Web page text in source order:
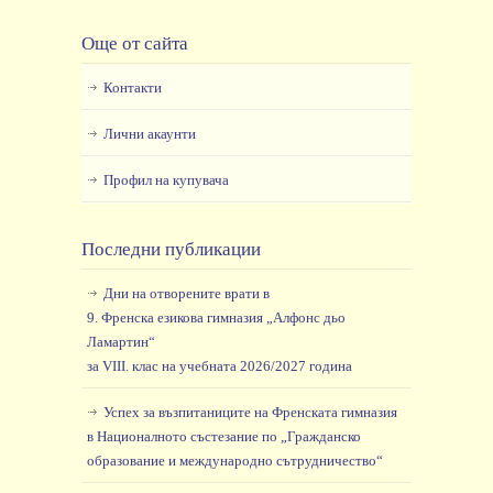
Още от сайта
Контакти
Лични акаунти
Профил на купувача
Последни публикации
Дни на отворените врати в
9. Френска езикова гимназия „Алфонс дьо
Ламартин“
за VIII. клас на учебната 2026/2027 година
Успех за възпитаниците на Френската гимназия
в Националното състезание по „Гражданско
образование и международно сътрудничество“